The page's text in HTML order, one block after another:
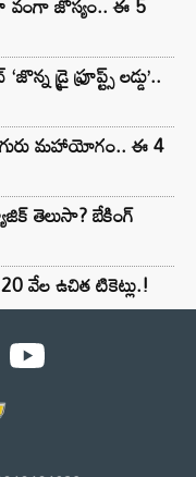
డ్రై ఫ్రూప్ట్స్ లడ్డు’..
గురు మహాయోగం.. ఈ 4
తెలుసా? బేకింగ్
వేల ఉచిత టికెట్లు.!